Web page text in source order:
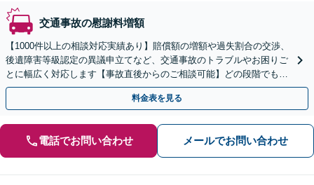
交通事故の慰謝料増額
【1000件以上の相談対応実績あり】賠償額の増額や過失割合の交渉、
後遺障害等級認定の異議申立てなど、交通事故のトラブルやお困りご
とに幅広く対応します【事故直後からのご相談可能】どの段階でもご
相談を承ります【初回相談無料】【土日祝対応可】
料金表を見る
電話でお問い合わせ メールでお問い合わせ